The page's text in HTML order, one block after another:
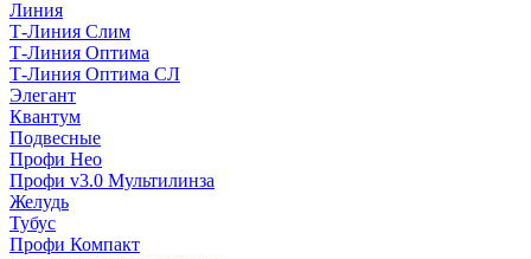
Линия
Т-Линия Слим
Т-Линия Оптима
Т-Линия Оптима СЛ
Элегант
Квантум
Подвесные
Профи Нео
Профи v3.0 Мультилинза
Желудь
Тубус
Профи Компакт